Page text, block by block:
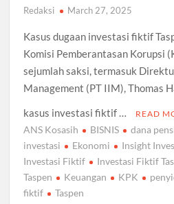
Redaksi March 27, 2025
Kasus dugaan investasi fiktif
Komisi Pemberantasan Korupsi
sejumlah saksi, termasuk
Management (PT IIM), Thomas
kasus investasi fiktif …
READ
ANS Kosasih BISNIS dana
investasi
Ekonomi
Insight
Investasi Fiktif
Investasi Fiktif
Taspen
Keuangan KPK
fiktif
Taspen